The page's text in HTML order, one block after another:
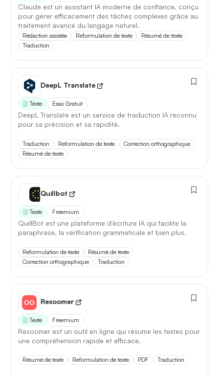
Claude est un assistant IA moderne de confiance, conçu
pour gérer efficacement des tâches complexes grâce au
traitement avancé du langage naturel.
Rédaction assistée Reformulation de texte
Résumé de texte
Traduction
DeepL Translate
Texte Essai Gratuit
DeepL Translate est un service de traduction IA reconnu
pour sa précision et sa rapidité.
Traduction Reformulation de texte
Correction orthographique
Résumé de texte
Quillbot
Texte Freemium
QuillBot est une plateforme d'écriture IA qui facilite la
paraphrase, la vérification grammaticale et bien plus.
Reformulation de texte
Résumé de texte
Correction orthographique
Traduction
Resoomer
Texte Freemium
Resoomer est un outil en ligne qui résume les textes pour
une compréhension rapide et efficace.
Résumé de texte Reformulation de texte PDF Traduction